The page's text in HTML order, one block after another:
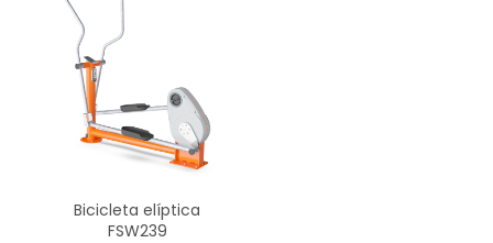
Bicicleta elíptica
FSW239